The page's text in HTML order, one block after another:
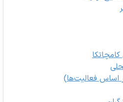
فعالیت‌ها)